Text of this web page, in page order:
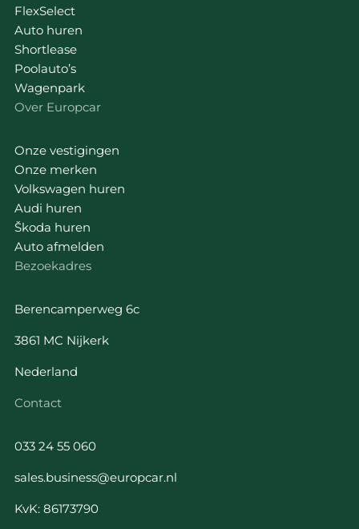
FlexSelect
Auto huren
Shortlease
Poolauto’s
Wagenpark
Over Europcar
Onze vestigingen
Onze merken
Volkswagen huren
Audi huren
Škoda huren
Auto afmelden
Bezoekadres
Berencamperweg 6c
3861 MC Nijkerk
Nederland
Contact
033 24 55 060
sales.business@europcar.nl
KvK: 86173790